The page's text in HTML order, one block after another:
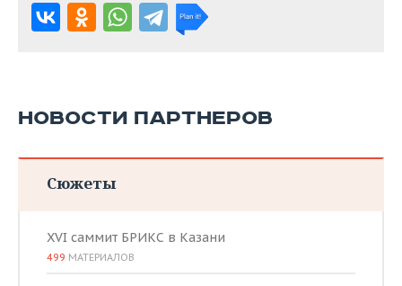
НОВОСТИ ПАРТНЕРОВ
Сюжеты
XVI саммит БРИКС в Казани
499 МАТЕРИАЛОВ